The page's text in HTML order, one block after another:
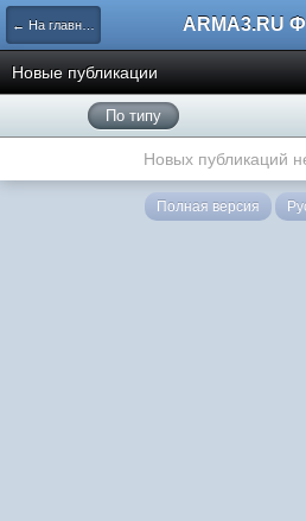
← На главную
Новые публикации
По типу
Новых публикаций
Полная версия